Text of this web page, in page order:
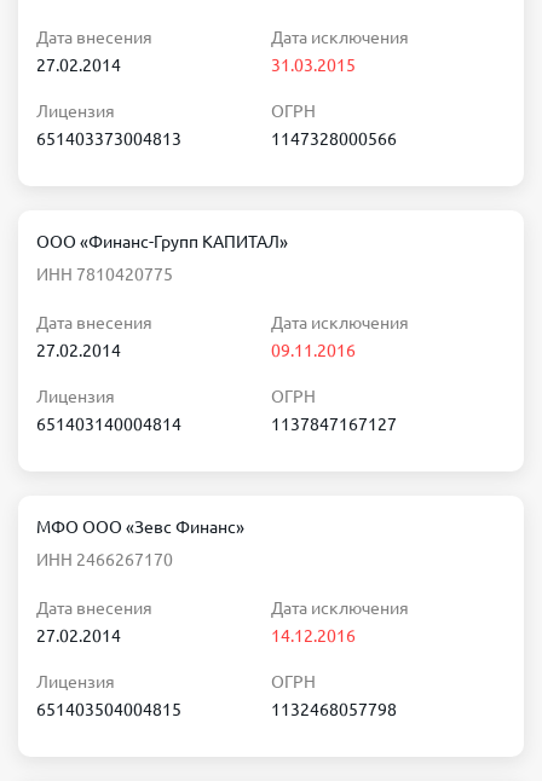
Дата внесения
27.02.2014
Дата исключения
31.03.2015
Лицензия
651403373004813
ОГРН
1147328000566
ООО «Финанс-Групп КАПИТАЛ»
ИНН 7810420775
Дата внесения
27.02.2014
Дата исключения
09.11.2016
Лицензия
651403140004814
ОГРН
1137847167127
МФО ООО «Зевс Финанс»
ИНН 2466267170
Дата внесения
27.02.2014
Дата исключения
14.12.2016
Лицензия
651403504004815
ОГРН
1132468057798